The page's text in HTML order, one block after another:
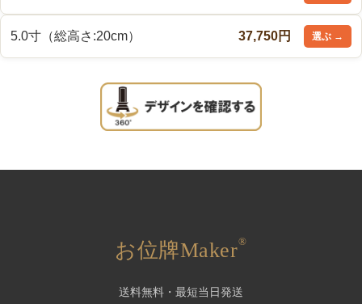
5.0寸（総高さ:20cm） 37,750円
お位牌Maker®
送料無料・最短当日発送